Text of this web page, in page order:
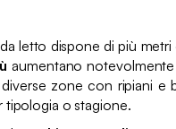
letto dispone di più metri
aumentano
zone con ripiani e
tipologia o stagione.